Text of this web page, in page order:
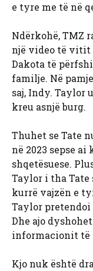
e tyre me të në
Ndërkohë, TMZ
një video të vitit
Dakota të
familje. Në
saj, Indy. Taylor
kreu asnjë burg.
Thuhet se Tate
në 2023 sepse
shqetësuese.
Taylor i tha
kurrë vajzën e
Taylor
Dhe ajo
informacionit të
Kjo nuk është